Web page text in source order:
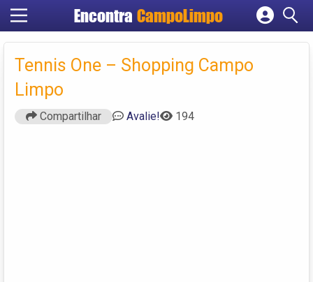
Encontra CampoLimpo
Cadastrar empresa
Criar conta
Tennis One – Shopping Campo
Limpo
Compartilhar Avalie! 194